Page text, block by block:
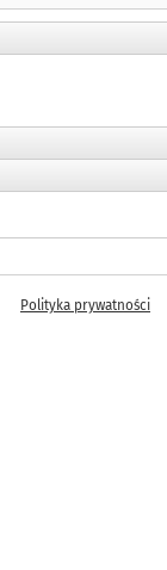
Polityka prywatności